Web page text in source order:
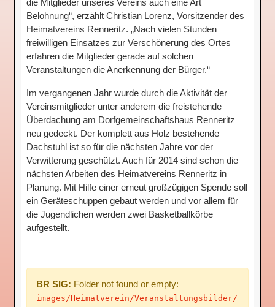
die Mitglieder unseres Vereins auch eine Art
Belohnung“, erzählt Christian Lorenz, Vorsitzender des
Heimatvereins Renneritz. „Nach vielen Stunden
freiwilligen Einsatzes zur Verschönerung des Ortes
erfahren die Mitglieder gerade auf solchen
Veranstaltungen die Anerkennung der Bürger.“
Im vergangenen Jahr wurde durch die Aktivität der
Vereinsmitglieder unter anderem die freistehende
Überdachung am Dorfgemeinschaftshaus Renneritz
neu gedeckt. Der komplett aus Holz bestehende
Dachstuhl ist so für die nächsten Jahre vor der
Verwitterung geschützt. Auch für 2014 sind schon die
nächsten Arbeiten des Heimatvereins Renneritz in
Planung. Mit Hilfe einer erneut großzügigen Spende soll
ein Geräteschuppen gebaut werden und vor allem für
die Jugendlichen werden zwei Basketballkörbe
aufgestellt.
BR SIG: Folder not found or empty:
images/Heimatverein/Veranstaltungsbilder/